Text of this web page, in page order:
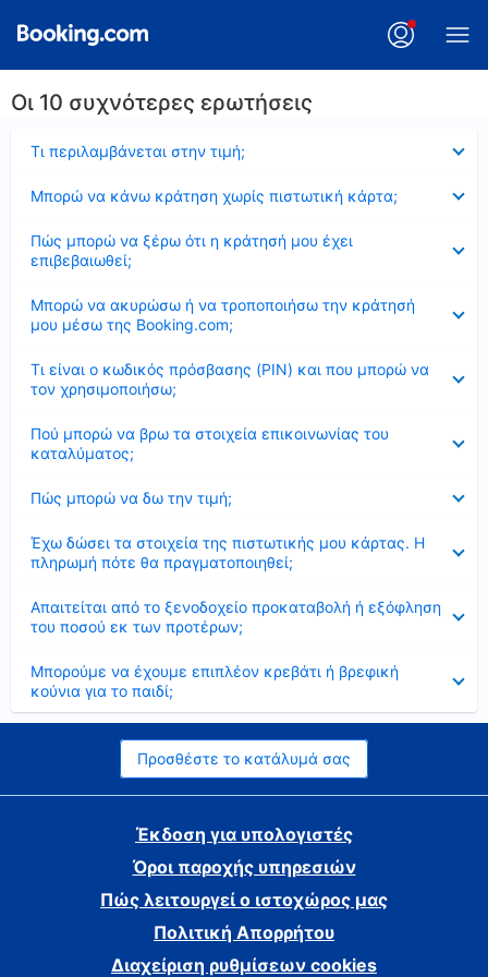
Οι 10 συχνότερες ερωτήσεις
Τι περιλαμβάνεται στην τιμή;
Μπορώ να κάνω κράτηση χωρίς πιστωτική κάρτα;
Πώς μπορώ να ξέρω ότι η κράτησή μου έχει
επιβεβαιωθεί;
Μπορώ να ακυρώσω ή να τροποποιήσω την κράτησή
μου μέσω της Booking.com;
Τι είναι ο κωδικός πρόσβασης (PIN) και που μπορώ να
τον χρησιμοποιήσω;
Πού μπορώ να βρω τα στοιχεία επικοινωνίας του
καταλύματος;
Πώς μπορώ να δω την τιμή;
Έχω δώσει τα στοιχεία της πιστωτικής μου κάρτας. Η
πληρωμή πότε θα πραγματοποιηθεί;
Απαιτείται από το ξενοδοχείο προκαταβολή ή εξόφληση
του ποσού εκ των προτέρων;
Μπορούμε να έχουμε επιπλέον κρεβάτι ή βρεφική
κούνια για το παιδί;
Προσθέστε το κατάλυμά σας
Έκδοση για υπολογιστές
Όροι παροχής υπηρεσιών
Πώς λειτουργεί ο ιστοχώρος μας
Πολιτική Απορρήτου
Διαχείριση ρυθμίσεων cookies